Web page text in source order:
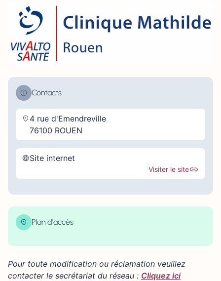
Contacts
4 rue d'Emendreville
76100 ROUEN
Site internet
Visiter le site
Plan d'accès
×
−
Pour toute modification ou réclamation veuillez
contacter le secrétariat du réseau : Cliquez ici